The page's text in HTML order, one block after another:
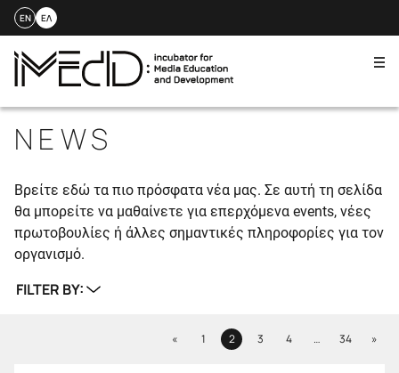
to
content
EN ΕΛ
NEWS
Βρείτε εδώ τα πιο πρόσφατα νέα μας. Σε αυτή τη σελίδα
θα μπορείτε να μαθαίνετε για επερχόμενα events, νέες
πρωτοβουλίες ή άλλες σημαντικές πληροφορίες για τον
οργανισμό.
FILTER BY:
«PreviousPage
1 Page
2 Page
3 Page
4 … Page
34 »Next